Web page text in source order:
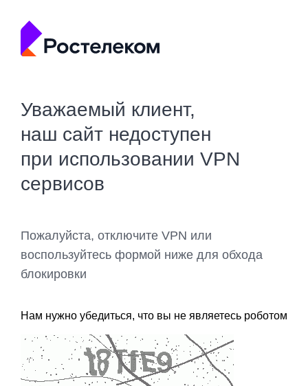
Уважаемый клиент,
наш сайт недоступен
при использовании VPN
сервисов
Пожалуйста, отключите VPN или
воспользуйтесь формой ниже для обхода
блокировки
Нам нужно убедиться, что вы не являетесь роботом